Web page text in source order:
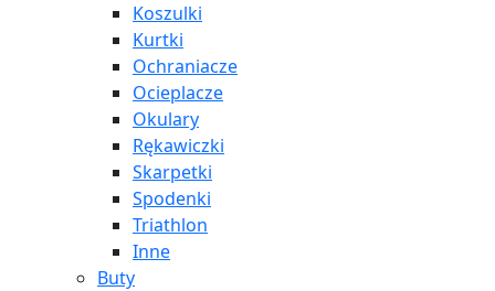
Koszulki
Kurtki
Ochraniacze
Ocieplacze
Okulary
Rękawiczki
Skarpetki
Spodenki
Triathlon
Inne
Buty